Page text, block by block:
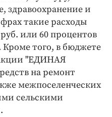
здравоохранение и
такие расходы
или 60 процентов
Кроме того, в бюджете
"ЕДИНАЯ
на ремонт
межпоселенческих
сельскими